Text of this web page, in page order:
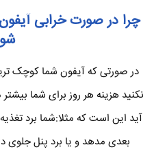
چرا در صورت خرابی
در صورتی که آیفون شما کوچک
نکنید هزینه هر روز برای شما
آید این است که مثلا:شما برد
بعدی مدهد و یا برد پنل